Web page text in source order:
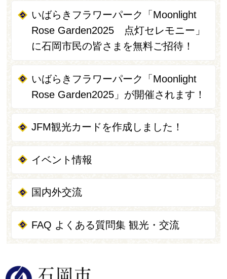
いばらきフラワーパーク「Moonlight
Rose Garden2025 点灯セレモニー」
に石岡市民の皆さまを無料ご招待！
いばらきフラワーパーク「Moonlight
Rose Garden2025」が開催されます！
JFM観光カードを作成しました！
イベント情報
国内外交流
FAQ よくある質問集 観光・交流